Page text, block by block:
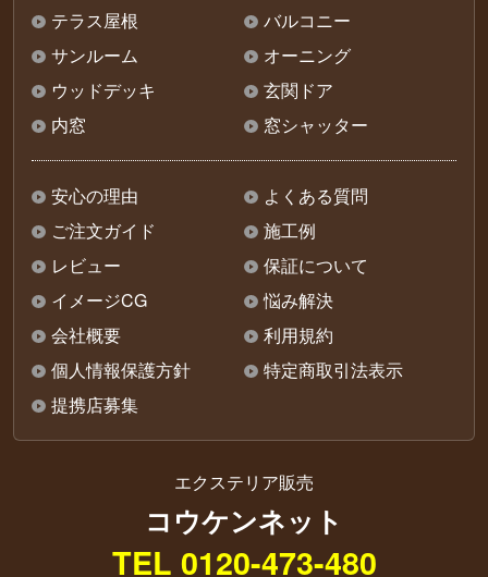
テラス屋根
バルコニー
サンルーム
オーニング
ウッドデッキ
玄関ドア
内窓
窓シャッター
安心の理由
よくある質問
ご注文ガイド
施工例
レビュー
保証について
イメージCG
悩み解決
会社概要
利用規約
個人情報保護方針
特定商取引法表示
提携店募集
エクステリア販売
コウケンネット
TEL 0120-473-480